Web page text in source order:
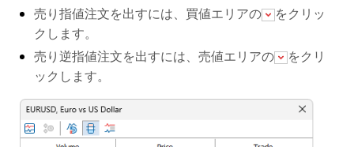
売り指値注文を出すには、買値エリアの
をクリッ
クします。
売り逆指値注文を出すには、売値エリアの
をクリ
ックします。